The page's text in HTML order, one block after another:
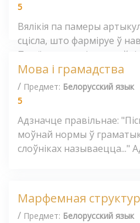
5
Вялікія па памеры
сцісла, што фарміруе ў
Прыём, пры якім настаўнік
Мова і грамадства
/ Предмет: Белорусский язык
5
Адзначце правільнае:
моўнай нормы ў
слоўніках называецца..."
Марфемная
/ Предмет: Белорусский язык